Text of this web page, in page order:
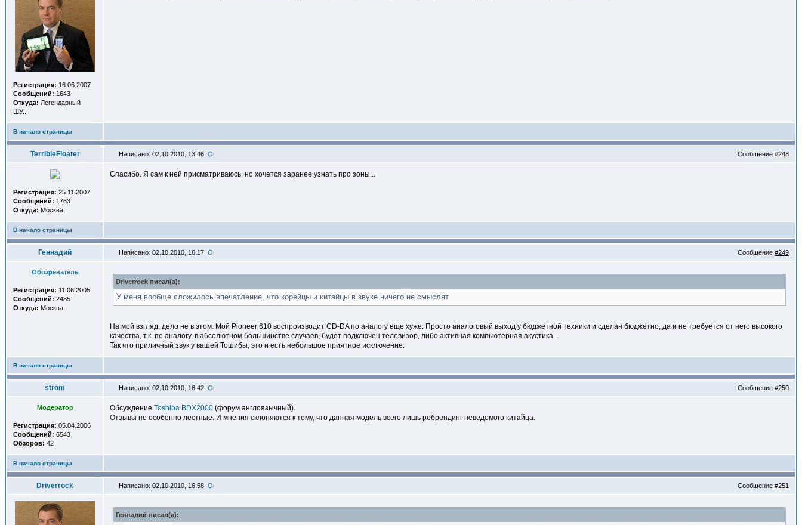
Регистрация: 16.06.2007
Сообщений: 1643
Откуда: Легендарный
ШУ...
В начало страницы
TerribleFloater Написано: 02.10.2010, 13:46 Сообщение #248
Регистрация: 25.11.2007
Сообщений: 1763
Откуда: Москва
Спасибо. Я сам к ней присматриваюсь, но хочется заранее узнать про зоны...
В начало страницы
Геннадий Написано: 02.10.2010, 16:17 Сообщение #249
Обозреватель
Регистрация: 11.06.2005
Сообщений: 2485
Откуда: Москва
Driverrock писал(a):
У меня вообще сложилось впечатление, что корейцы и китайцы в звуке ничего не смыслят
На мой взгляд, дело не в этом. Мой Pioneer 610 воспроизводит CD-DA по аналогу еще хуже. Просто аналоговый выход у бюджетной техники и сделан бюджетно, да и не требуется от него высокого
качества, т.к. по аналогу, в абсолютном большинстве случаев, будет подключен телевизор, либо активная компьютерная акустика.
Так что приличный звук у вашей Тошибы, это и есть небольшое приятное исключение.
В начало страницы
strom Написано: 02.10.2010, 16:42 Сообщение #250
Модератор
Регистрация: 05.04.2006
Сообщений: 6543
Обзоров: 42
Обсуждение Toshiba BDX2000 (форум англоязычный).
Отзывы не особенно лестные. И мнения склоняются к тому, что данная модель всего лишь ребрендинг неведомого китайца.
В начало страницы
Driverrock Написано: 02.10.2010, 16:58 Сообщение #251
Геннадий писал(a):